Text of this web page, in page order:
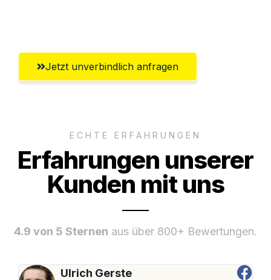
Jetzt unverbindlich anfragen
ECHTE ERFAHRUNGEN
Erfahrungen unserer
Kunden mit uns
4.9 von 5 Sternen aus über 800+ Bewertungen.
Ulrich Gerste